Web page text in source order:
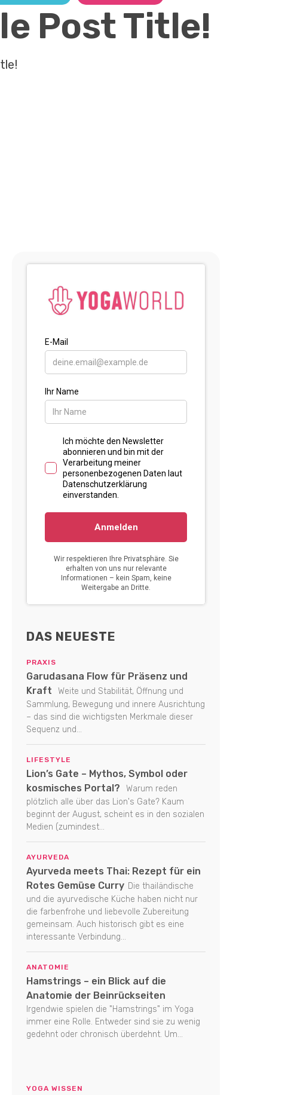
Post Title!
DAS NEUESTE
PRAXIS
Garudasana Flow für Präsenz und
Kraft
Weite und Stabilität, Öffnung und
Sammlung, Bewegung und innere Ausrichtung
– das sind die wichtigsten Merkmale dieser
Sequenz und...
LIFESTYLE
Lion’s Gate – Mythos, Symbol oder
kosmisches Portal?
Warum reden
plötzlich alle über das Lion's Gate? Kaum
beginnt der August, scheint es in den sozialen
Medien (zumindest...
AYURVEDA
Ayurveda meets Thai: Rezept für ein
Rotes Gemüse Curry Die thailändische
und die ayurvedische Küche haben nicht nur
die farbenfrohe und liebevolle Zubereitung
gemeinsam. Auch historisch gibt es eine
interessante Verbindung...
ANATOMIE
Hamstrings – ein Blick auf die
Anatomie der Beinrückseiten
Irgendwie spielen die "Hamstrings" im Yoga
immer eine Rolle. Entweder sind sie zu wenig
gedehnt oder chronisch überdehnt. Um...
YOGA WISSEN